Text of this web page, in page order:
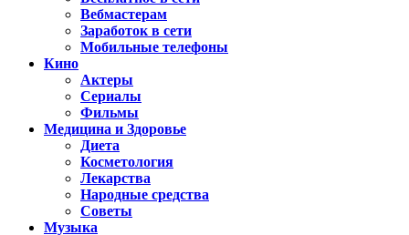
Вебмастерам
Заработок в сети
Мобильные телефоны
Кино
Актеры
Сериалы
Фильмы
Медицина и Здоровье
Диета
Косметология
Лекарства
Народные средства
Советы
Музыка